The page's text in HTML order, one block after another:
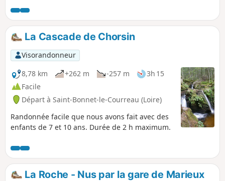
sur le GR®® de Pays des Gorges de la Loire qui ramène à
Aurec par le vallon du ruisseau de la Rivoire.
La Cascade de Chorsin
Visorandonneur
8,78 km
+262 m -257 m
3h 15
Facile
Départ à Saint-Bonnet-le-Courreau (Loire)
Randonnée facile que nous avons fait avec des
enfants de 7 et 10 ans. Durée de 2 h maximum.
La Roche - Nus par la gare de Marieux